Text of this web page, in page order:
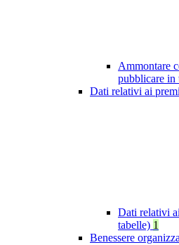
Ammontare
pubblicare in
Dati relativi ai premi
Dati relativi
tabelle) 1
Benessere